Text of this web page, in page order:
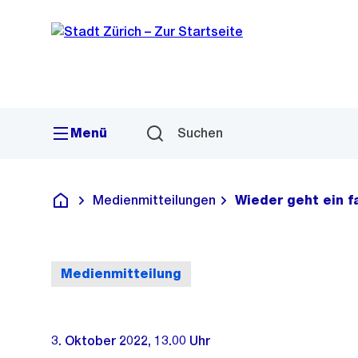
Navigation
Sprunglink
Menü Suchen
Deutsch
Medienmitteilungen Wieder geht ein
Medienmitteilung
3. Oktober 2022, 13.00 Uhr